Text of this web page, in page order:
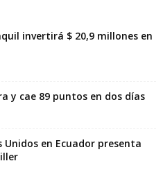
invertirá $ 20,9 millones en
y cae 89 puntos en dos días
en Ecuador presenta